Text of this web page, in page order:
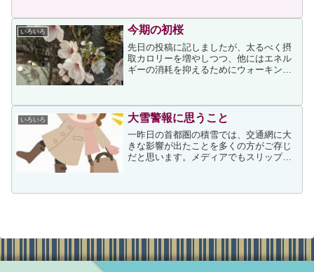
っくり見たかったのですが、私の住む地
域の日曜日の天気予報が雨で...
いろいろ 今期の初桜
先日の投稿に記しましたが、太るべく摂
取カロリーを増やしつつ、他にはエネル
ギーの消耗を抑えるためにウォーキング
にいました。そのような状況だったので
すが、今朝、思い切って...
いろいろ 大雪警報に思うこと
一昨日の首都圏の積雪では、交通網に大
きな影響が出たことを多くの方がご存じ
だと思います。メディアでもスリップ事